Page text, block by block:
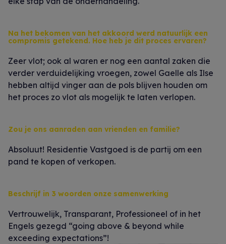
Na het bekomen van het akkoord werd natuurlijk een
compromis getekend. Hoe heb je dit proces ervaren?
Zeer vlot; ook al waren er nog een aantal zaken die
verder verduidelijking vroegen, zowel Gaelle als Ilse
hebben altijd vinger aan de pols blijven houden om
het proces zo vlot als mogelijk te laten verlopen.
Zou je ons aanraden aan vrienden en familie?
Absoluut! Residentie Vastgoed is de partij om een
pand te kopen of verkopen.
Beschrijf in 3 woorden onze samenwerking
Vertrouwelijk, Transparant, Professioneel of in het
Engels gezegd “going above & beyond while
exceeding expectations”!